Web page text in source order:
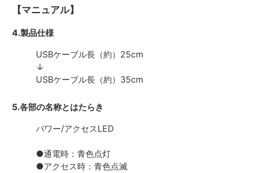
【マニュアル】
4.製品仕様
USBケーブル長（約）25cm
↓
USBケーブル長（約）35cm
5.各部の名称とはたらき
パワー/アクセスLED
●通電時：青色点灯
●アクセス時：青色点滅